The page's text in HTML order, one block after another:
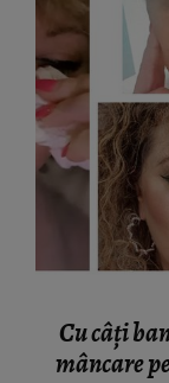
Cu câți
mâncare